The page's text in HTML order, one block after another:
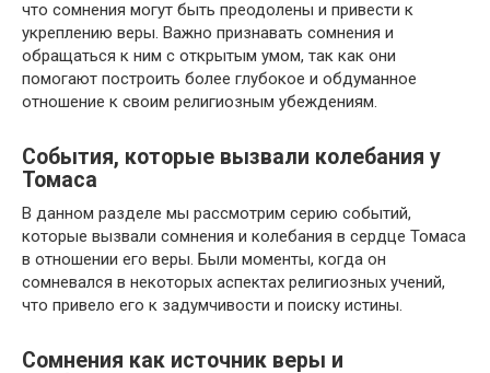
что сомнения могут быть преодолены и привести к
укреплению веры. Важно признавать сомнения и
обращаться к ним с открытым умом, так как они
помогают построить более глубокое и обдуманное
отношение к своим религиозным убеждениям.
События, которые вызвали колебания у
Томаса
В данном разделе мы рассмотрим серию событий,
которые вызвали сомнения и колебания в сердце Томаса
в отношении его веры. Были моменты, когда он
сомневался в некоторых аспектах религиозных учений,
что привело его к задумчивости и поиску истины.
Сомнения как источник веры и